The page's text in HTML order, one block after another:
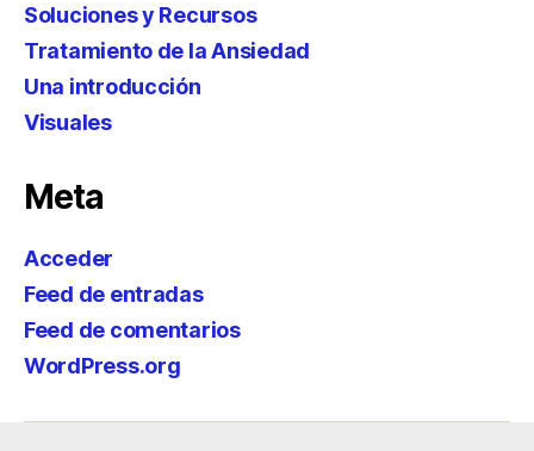
Soluciones y Recursos
Tratamiento de la Ansiedad
Una introducción
Visuales
Meta
Acceder
Feed de entradas
Feed de comentarios
WordPress.org